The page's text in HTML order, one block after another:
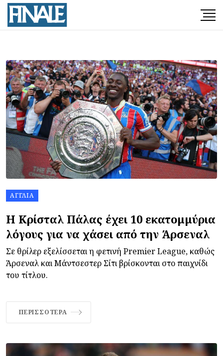
ΑΓΓΛΊΑ
Η Κρίσταλ Πάλας έχει 10 εκατομμύρια
λόγους για να χάσει από την Άρσεναλ
Σε θρίλερ εξελίσσεται η φετινή Premier League, καθώς
Άρσεναλ και Μάντσεστερ Σίτι βρίσκονται στο παιχνίδι
του τίτλου.
ΠΕΡΙΣΣΌΤΕΡΑ